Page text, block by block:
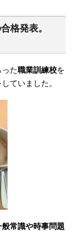
格発表。
た職業訓練校を
ていました。
般常識や時事問題